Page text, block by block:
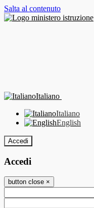
Salta al contenuto
Italiano
Italiano
English
Accedi
Accedi
button close ×